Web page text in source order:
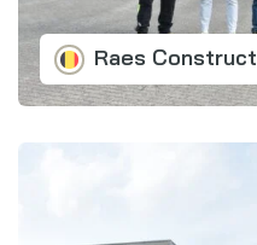
Raes Construct